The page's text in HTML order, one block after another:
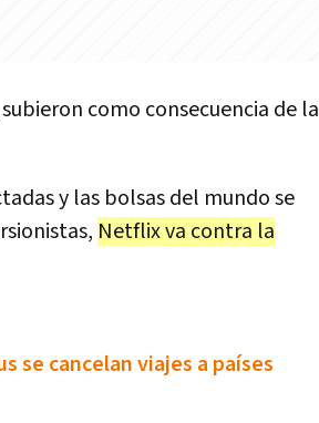
como consecuencia de la
y las bolsas del mundo se
Netflix va contra la
se cancelan viajes a países